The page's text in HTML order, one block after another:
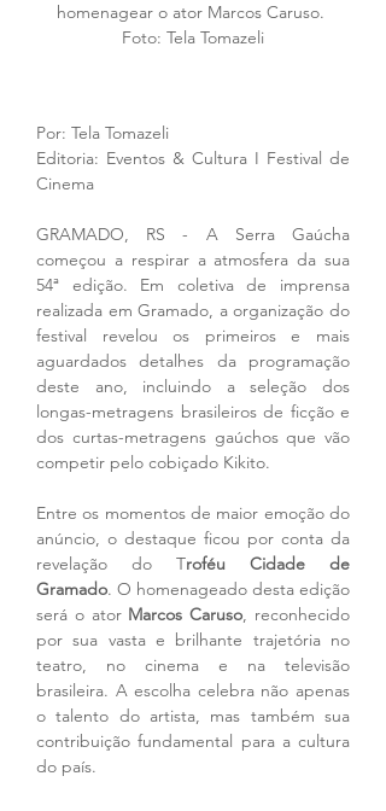
homenagear o ator Marcos Caruso.
Foto: Tela Tomazeli
Por: Tela Tomazeli
Editoria: Eventos & Cultura I Festival de
Cinema
GRAMADO, RS - A Serra Gaúcha
começou a respirar a atmosfera da sua
54ª edição. Em coletiva de imprensa
realizada em Gramado, a organização do
festival revelou os primeiros e mais
aguardados detalhes da programação
deste ano, incluindo a seleção dos
longas-metragens brasileiros de ficção e
dos curtas-metragens gaúchos que vão
competir pelo cobiçado Kikito.
Entre os momentos de maior emoção do
anúncio, o destaque ficou por conta da
revelação do Troféu Cidade de
Gramado. O homenageado desta edição
será o ator Marcos Caruso, reconhecido
por sua vasta e brilhante trajetória no
teatro, no cinema e na televisão
brasileira. A escolha celebra não apenas
o talento do artista, mas também sua
contribuição fundamental para a cultura
do país.